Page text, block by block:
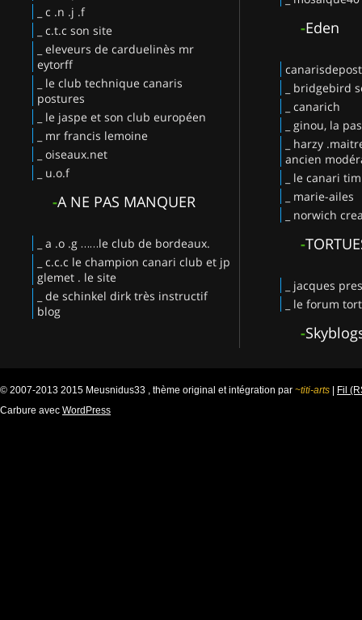
_ c .n .j .f
_ c.t.c son site
_ eleveurs de carduelinès mr
eytorff
_ le club technique canaris
postures
_ le jaspe et son club européen
_ mr francis lemoine
_ oiseaux.net
_ u.o.f
-A NE PAS MANQUER
_ a .o .g ……le club de bordeaux.
_ c.c.c le champion canari club et jp
glemet . le site
_ de schinkel dirk très instructif
blog
-Eden
_ bridgebird
_ canarich
_ ginou, la
_ harzy
ancien
_ le canari
_ marie-ailes
_ norwich
-
_ jacques
_ le forum
-
© 2007-2013 2015 Meusnidus33 , thème original et intégration par ~titi-arts | Fil
Carbure avec WordPress